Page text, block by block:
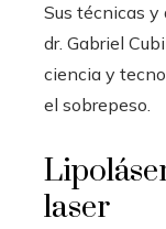
Sus técnicas
dr. Gabriel
ciencia y
el sobrepeso.
laser